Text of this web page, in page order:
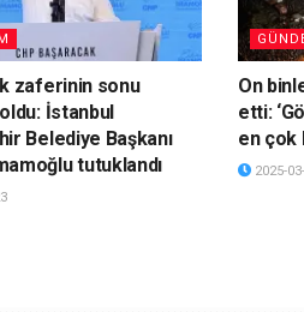
zaferinin sonu
İstanbul
Belediye Başkanı
tutuklandı
On
etti:
en çok
2025-